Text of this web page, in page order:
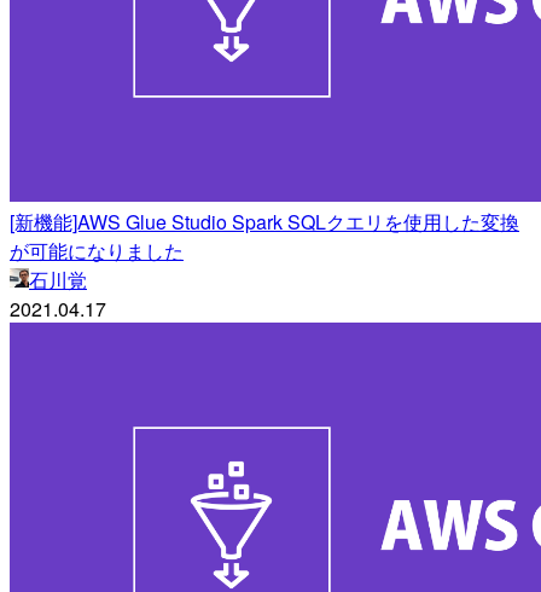
[新機能]AWS Glue Studio Spark SQLクエリを使用した変換
が可能になりました
石川覚
2021.04.17